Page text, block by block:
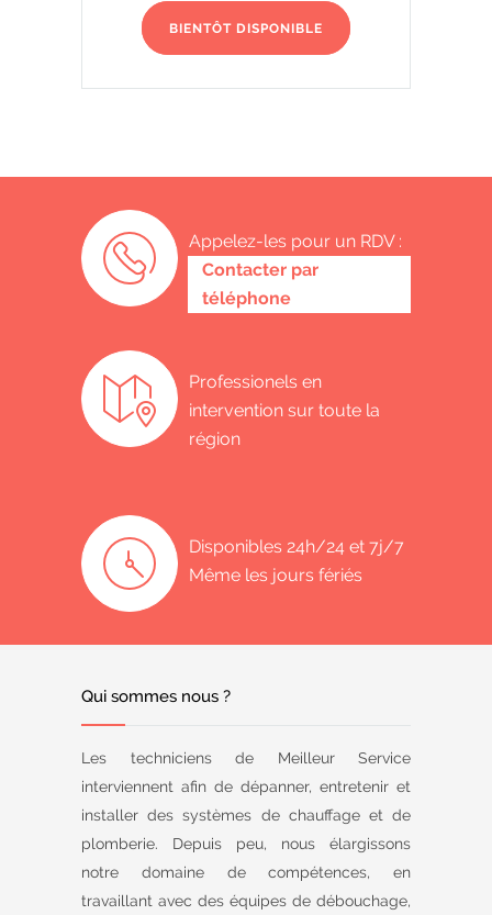
BIENTÔT DISPONIBLE
Appelez-les pour un RDV :
0487 62 69 26
Contacter par
téléphone
Professionels en
intervention sur toute la
région
Disponibles 24h/24 et 7j/7
Même les jours fériés
Qui sommes nous ?
Les techniciens de Meilleur Service
interviennent afin de dépanner, entretenir et
installer des systèmes de chauffage et de
plomberie. Depuis peu, nous élargissons
notre domaine de compétences, en
travaillant avec des équipes de débouchage,